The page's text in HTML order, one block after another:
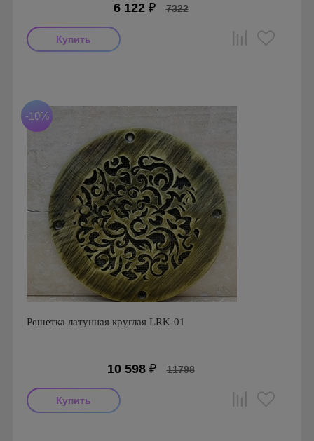
6 122₽ 7322
-10%
Решетка латунная круглая LRK-01
10 598₽ 11798